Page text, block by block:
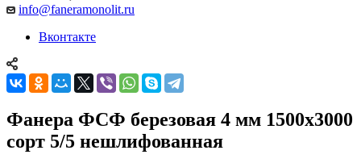
info@faneramonolit.ru
Вконтакте
Фанера ФСФ березовая 4 мм 1500х3000
сорт 5/5 нешлифованная